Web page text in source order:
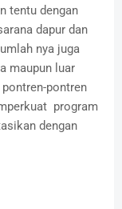
tentu dengan
dapur dan
nya juga
maupun luar
pontren
program
dengan